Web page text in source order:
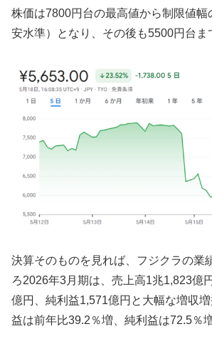
株価は7800円台の最高値から制限値幅
安水準）となり、その後も5500円台ま
決算そのものを見れば、フジクラの業
ろ2026年3月期は、売上高1兆1,823億
億円、純利益1,571億円と大幅な増収
益は前年比39.2％増、純利益は72.5％